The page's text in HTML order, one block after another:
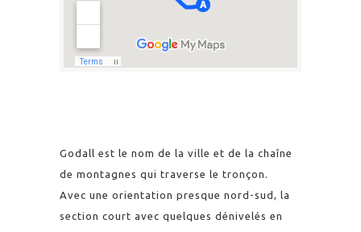
Godall est le nom de la ville et de la chaîne
de montagnes qui traverse le tronçon.
Avec une orientation presque nord-sud, la
section court avec quelques dénivelés en